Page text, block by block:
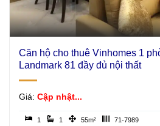
Căn hộ cho thuê Vinhomes 1
Landmark 81 đầy đủ nội thất
Giá: Cập nhật...
1 1 55m² 71-7989